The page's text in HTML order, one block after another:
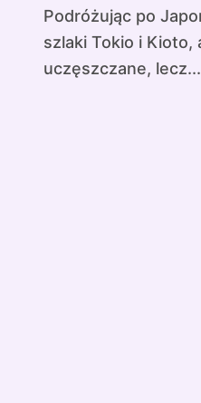
Podróżując po Japonii, warto opuścić utarte
szlaki Tokio i Kioto,
uczęszczane, lecz...